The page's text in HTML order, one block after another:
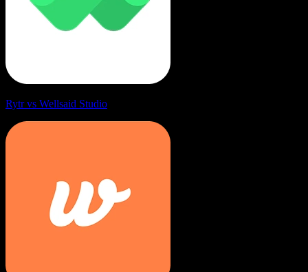
Rytr vs Wellsaid Studio